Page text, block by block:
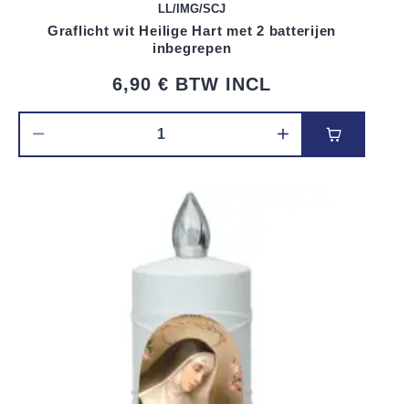
LL/IMG/SCJ
Graflicht wit Heilige Hart met 2 batterijen
inbegrepen
6,90 € BTW INCL
Voeg toe